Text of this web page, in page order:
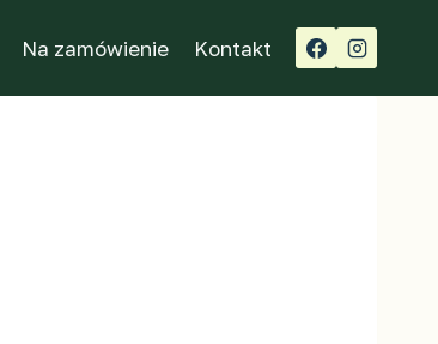
Na zamówienie Kontakt